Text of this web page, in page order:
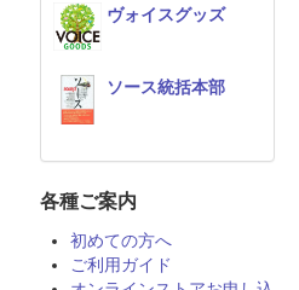
ヴォイスグッズ
ソース統括本部
各種ご案内
初めての方へ
ご利用ガイド